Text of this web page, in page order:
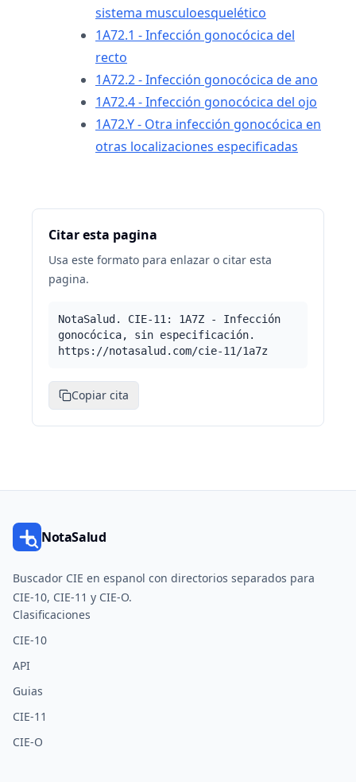
sistema musculoesquelético
1A72.1 - Infección gonocócica del
recto
1A72.2 - Infección gonocócica de ano
1A72.4 - Infección gonocócica del ojo
1A72.Y - Otra infección gonocócica en
otras localizaciones especificadas
Citar esta pagina
Usa este formato para enlazar o citar esta
pagina.
NotaSalud. CIE-11: 1A7Z - Infección
gonocócica, sin especificación.
https://notasalud.com/cie-11/1a7z
Copiar cita
NotaSalud
Buscador CIE en espanol con directorios separados para
CIE-10, CIE-11 y CIE-O.
Clasificaciones
CIE-10
API
Guias
CIE-11
CIE-O